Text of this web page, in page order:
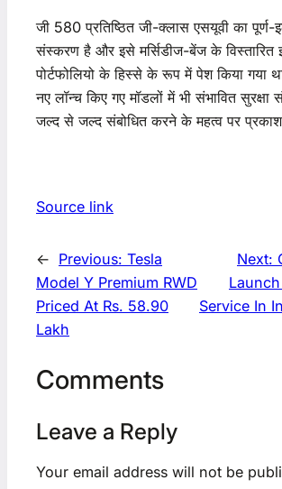
जी 580 प्रतिष्ठित जी-क्लास एसयूवी का पूर्ण-
संस्करण है और इसे मर्सिडीज-बेंज के विस्तारित
पोर्टफोलियो के हिस्से के रूप में पेश किया गया
नए लॉन्च किए गए मॉडलों में भी संभावित सुरक्षा
जल्द से जल्द संबोधित करने के महत्व पर
Source link
← Previous: Tesla
Model Y Premium RWD
Priced At Rs. 58.90
Lakh
Next:
Service In
Comments
Leave a Reply
Your email address will not be